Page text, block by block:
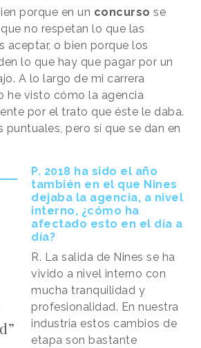
porque en un concurso se
no respetan lo que las
aceptar, o bien porque los
lo que hay que pagar por un
A lo largo de mi carrera
he visto cómo la agencia
por el trato que éste le daba.
puntuales, pero sí que se dan en
P. 2018 ha sido el año
también en el que Nines
dejaba la agencia, a nivel
interno, ¿cómo ha
afectado esto en el día a
día?
R. La salida de Nines se ha
vivido a nivel interno con
mucha tranquilidad y
profesionalidad. En nuestra
industria estos cambios de
etapa son bastante